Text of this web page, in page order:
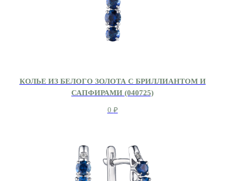
КОЛЬЕ ИЗ БЕЛОГО ЗОЛОТА С БРИЛЛИАНТОМ И
САПФИРАМИ (040725)
0 ₽